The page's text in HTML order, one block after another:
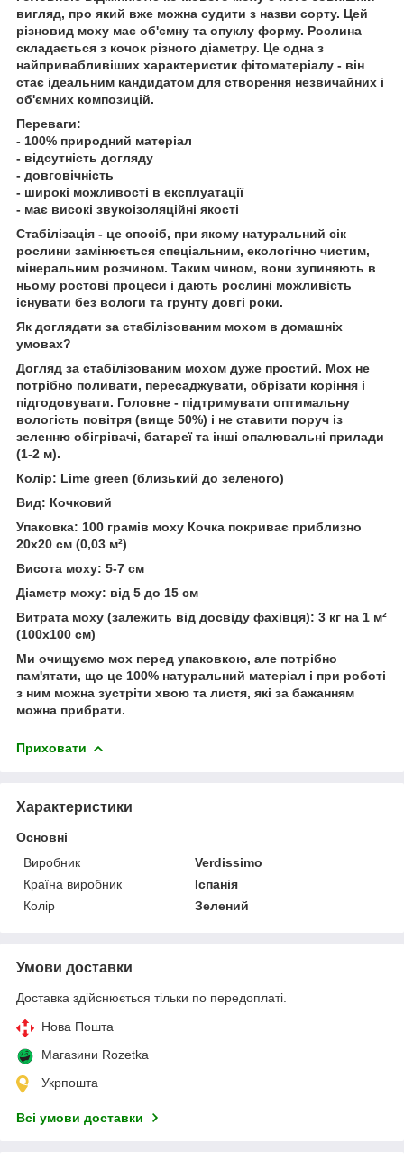
вигляд, про який вже можна судити з назви сорту. Цей
різновид моху має об'ємну та опуклу форму. Рослина
складається з кочок різного діаметру. Це одна з
найпривабливіших характеристик фітоматеріалу - він
стає ідеальним кандидатом для створення незвичайних і
об'ємних композицій.
Переваги:
- 100% природний матеріал
- відсутність догляду
- довговічність
- широкі можливості в експлуатації
- має високі звукоізоляційні якості
Стабілізація - це спосіб, при якому натуральний сік
рослини замінюється спеціальним, екологічно чистим,
мінеральним розчином. Таким чином, вони зупиняють в
ньому ростові процеси і дають рослині можливість
існувати без вологи та грунту довгі роки.
Як доглядати за стабілізованим мохом в домашніх
умовах?
Догляд за стабілізованим мохом дуже простий. Мох не
потрібно поливати, пересаджувати, обрізати коріння і
підгодовувати. Головне - підтримувати оптимальну
вологість повітря (вище 50%) і не ставити поруч із
зеленню обігрівачі, батареї та інші опалювальні прилади
(1-2 м).
Колір: Lime green (близький до зеленого)
Вид: Кочковий
Упаковка: 100 грамів моху Кочка покриває приблизно
20x20 см (0,03 м²)
Висота моху: 5-7 см
Діаметр моху: від 5 до 15 см
Витрата моху (залежить від досвіду фахівця): 3 кг на 1 м²
(100x100 см)
Ми очищуємо мох перед упаковкою, але потрібно
пам'ятати, що це 100% натуральний матеріал і при роботі
з ним можна зустріти хвою та листя, які за бажанням
можна прибрати.
Приховати
Характеристики
Основні
Виробник
Verdissimo
Країна виробник
Іспанія
Колір
Зелений
Умови доставки
Доставка здійснюється тільки по передоплаті.
Нова Пошта
Магазини Rozetka
Укрпошта
Всі умови доставки